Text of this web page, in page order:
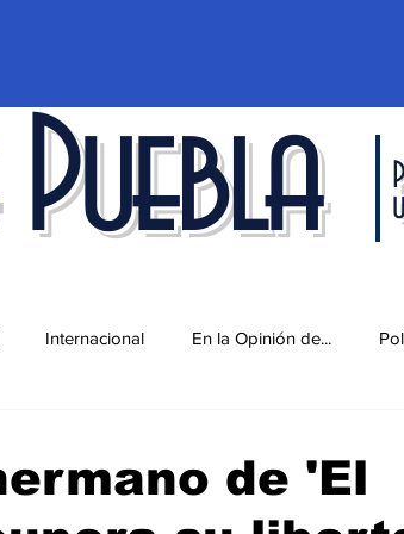
Internacional En la Opinión de...
de 'El